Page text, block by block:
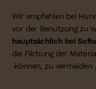
Wir empfehlen bei
vor der Benutzung zu
hauptsächlich bei
die Färbung der
können, zu vermeiden .